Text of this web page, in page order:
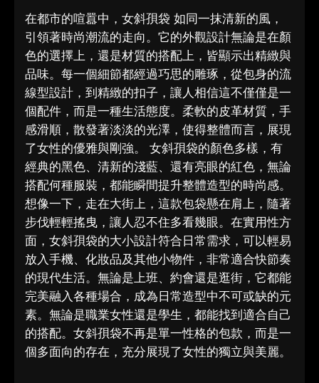
在都市的喧囂中，女斜孭袋 如同一抹清新的風，
引領著時尚潮流的走向。它的外觀設計無論是在顏
色的選擇上，還是材質的搭配上，皆顯示出精緻與
品味。每一個細節都經過巧思的雕琢，從包身的流
線型設計，到精緻的扣子，讓人相信這不僅僅是一
個配件，而是一種生活態度。柔軟的皮革材質，手
感滑順，散發著淡淡的光澤，使得整體而言，展現
了女性的優雅與剛強。 女斜孭袋的顏色多樣，有
經典的黑色、清新的淺藍、還有亮眼的紅色，無論
搭配何種服裝，都能瞬間提升整體造型的時尚感。
想像一下，走在大街上，這款包袋懸在肩上，隨著
步伐輕輕搖曳，讓人忍不住多看幾眼。在實用性方
面，女斜孭袋的大小設計符合日常需求，可以輕易
放入手機、化妝品及其他小物件，非常適合快節奏
的現代生活。無論是上班、約會還是逛街，它都能
完美融入各種場合，成為日常造型中不可或缺的元
素。無論是職業女性還是學生，都能找到適合自己
的搭配。女斜孭袋不再是單一性格的包款，而是一
個多面向的存在，充分展現了女性的獨立與美麗。